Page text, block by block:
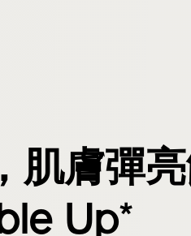
肌膚彈
Up*